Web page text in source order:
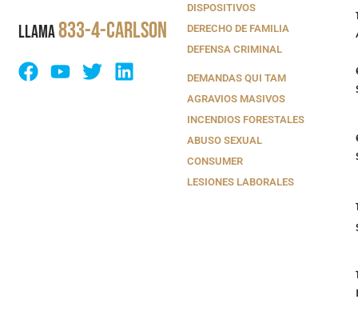
LLAMA833-4-CARLSON
DISPOSITIVOS
DERECHO DE FAMILIA
DEFENSA CRIMINAL
DEMANDAS QUI TAM
AGRAVIOS MASIVOS
INCENDIOS FORESTALES
ABUSO SEXUAL
CONSUMER
LESIONES LABORALES